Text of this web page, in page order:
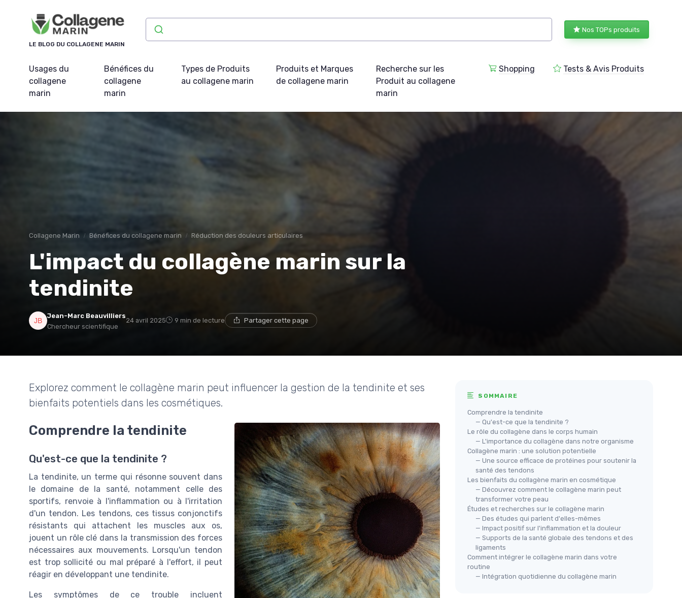
LE BLOG DU COLLAGENE MARIN
Nos TOPs produits
Usages du
collagene
marin
Bénéfices du
collagene
marin
Types de Produits
au collagene marin
Produits et Marques
de collagene marin
Recherche sur les
Produit au collagene
marin
Shopping Tests & Avis Produits
Collagene Marin Bénéfices du collagene marin Réduction des douleurs articulaires
L'impact du collagène marin sur la
tendinite
Jean-Marc Beauvilliers
Chercheur scientifique
24 avril 2025 9 min de lecture Partager cette page
Explorez comment le collagène marin peut influencer la gestion de la tendinite et ses
bienfaits potentiels dans les cosmétiques.
Comprendre la tendinite
Qu'est-ce que la tendinite ?
La tendinite, un terme qui résonne souvent dans
le domaine de la santé, notamment celle des
sportifs, renvoie à l'inflammation ou à l'irritation
d'un tendon. Les tendons, ces tissus conjonctifs
résistants qui attachent les muscles aux os,
jouent un rôle clé dans la transmission des forces
nécessaires aux mouvements. Lorsqu'un tendon
est trop sollicité ou mal préparé à l'effort, il peut
réagir en développant une tendinite.
Les symptômes de ce trouble incluent
SOMMAIRE
Comprendre la tendinite
— Qu'est-ce que la tendinite ?
Le rôle du collagène dans le corps humain
— L'importance du collagène dans notre organisme
Collagène marin : une solution potentielle
— Une source efficace de protéines pour soutenir la
santé des tendons
Les bienfaits du collagène marin en cosmétique
— Découvrez comment le collagène marin peut
transformer votre peau
Études et recherches sur le collagène marin
— Des études qui parlent d'elles-mêmes
— Impact positif sur l'inflammation et la douleur
— Supports de la santé globale des tendons et des
ligaments
Comment intégrer le collagène marin dans votre
routine
— Intégration quotidienne du collagène marin